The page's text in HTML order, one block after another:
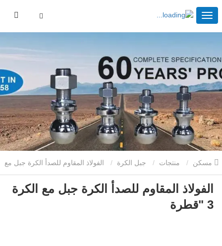
منتجات جبل الكرة الفولاذ المقاوم للصدأ الكرة جبل مع
الكرة 3 "قطرةالفولاذ المقاوم للصدأ الكرة جبل مع الكرة
3 "قطرة